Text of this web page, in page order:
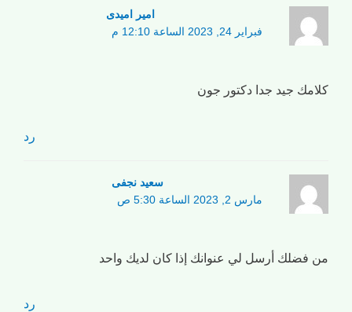
امیر امیدی
فبراير 24, 2023 الساعة 12:10 م
كلامك جيد جدا دكتور جون
رد
سعید نجفی
مارس 2, 2023 الساعة 5:30 ص
من فضلك أرسل لي عنوانك إذا كان لديك واحد
رد